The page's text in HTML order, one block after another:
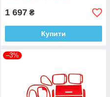
1 697 ₴
Купити
–3%